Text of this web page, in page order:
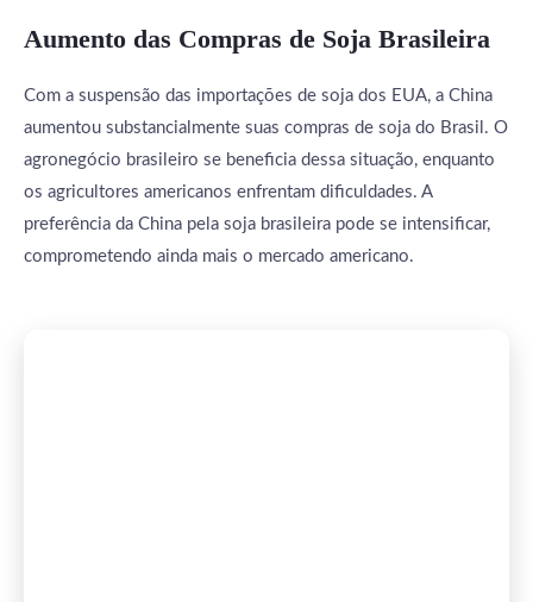
Aumento das Compras de Soja Brasileira
Com a suspensão das importações de soja dos EUA, a China
aumentou substancialmente suas compras de soja do Brasil. O
agronegócio brasileiro se beneficia dessa situação, enquanto
os agricultores americanos enfrentam dificuldades. A
preferência da China pela soja brasileira pode se intensificar,
comprometendo ainda mais o mercado americano.